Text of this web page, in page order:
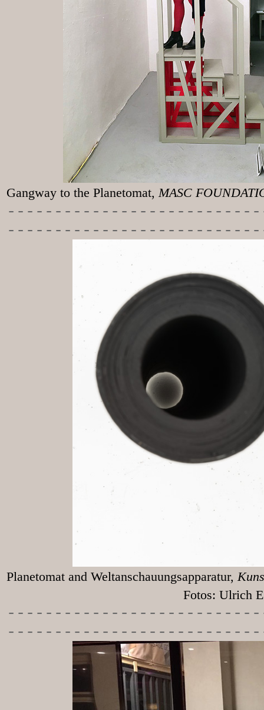
Gangway to the Planetomat, MASC
-----------
Planetomat and Weltanschauungsapparatur,
Fotos: Ulrich
-----------